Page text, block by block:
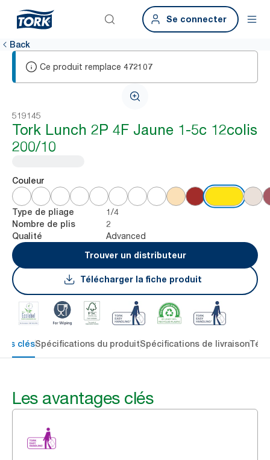
Se connecter
Back
Ce produit remplace 472107
519145
Tork Lunch 2P 4F Jaune 1-5c 12colis
200/10
Couleur
Type de pliage 1/4
Nombre de plis 2
Qualité
Advanced
Trouver un distributeur
Télécharger la fiche produit
clésSpécifications du produitSpécifications de livraison
Les avantages clés